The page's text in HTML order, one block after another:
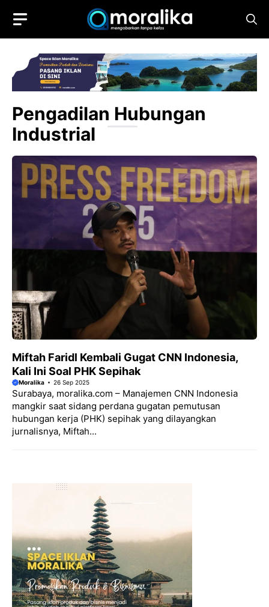
content
Pengadilan Hubungan
Industrial
Miftah Faridl Kembali Gugat CNN Indonesia,
Kali Ini Soal PHK Sepihak
Moralika 26 Sep 2025
Surabaya, moralika.com – Manajemen CNN Indonesia
mangkir saat sidang perdana gugatan pemutusan
hubungan kerja (PHK) sepihak yang dilayangkan
jurnalisnya, Miftah...